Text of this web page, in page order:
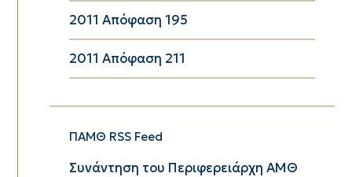
2011 Απόφαση 195
2011 Απόφαση 211
ΠΑΜΘ RSS Feed
Συνάντηση του Περιφερειάρχη ΑΜΘ